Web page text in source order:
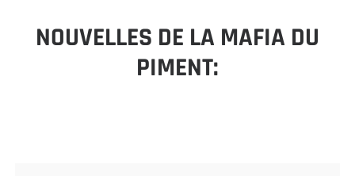
NOUVELLES DE LA MAFIA DU
PIMENT: